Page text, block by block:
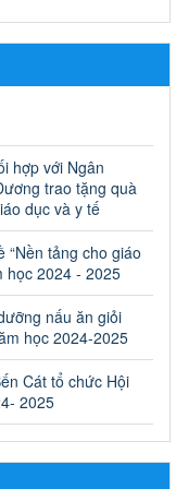
2025 của ngành
của ngành
bãi bỏ trong lĩnh
dân và cơ sở
của Sở Giáo dục
bỏ trong lĩnh vực
và cơ sở giáo dục
dục và Đào tạo,
tiểu học năm học
học năm học 2024-
hợp với Ngân
trao tặng quà
dục và y tế
“Nền tảng cho giáo
học 2024 - 2025
nấu ăn giỏi
học 2024-2025
Cát tổ chức Hội
2025